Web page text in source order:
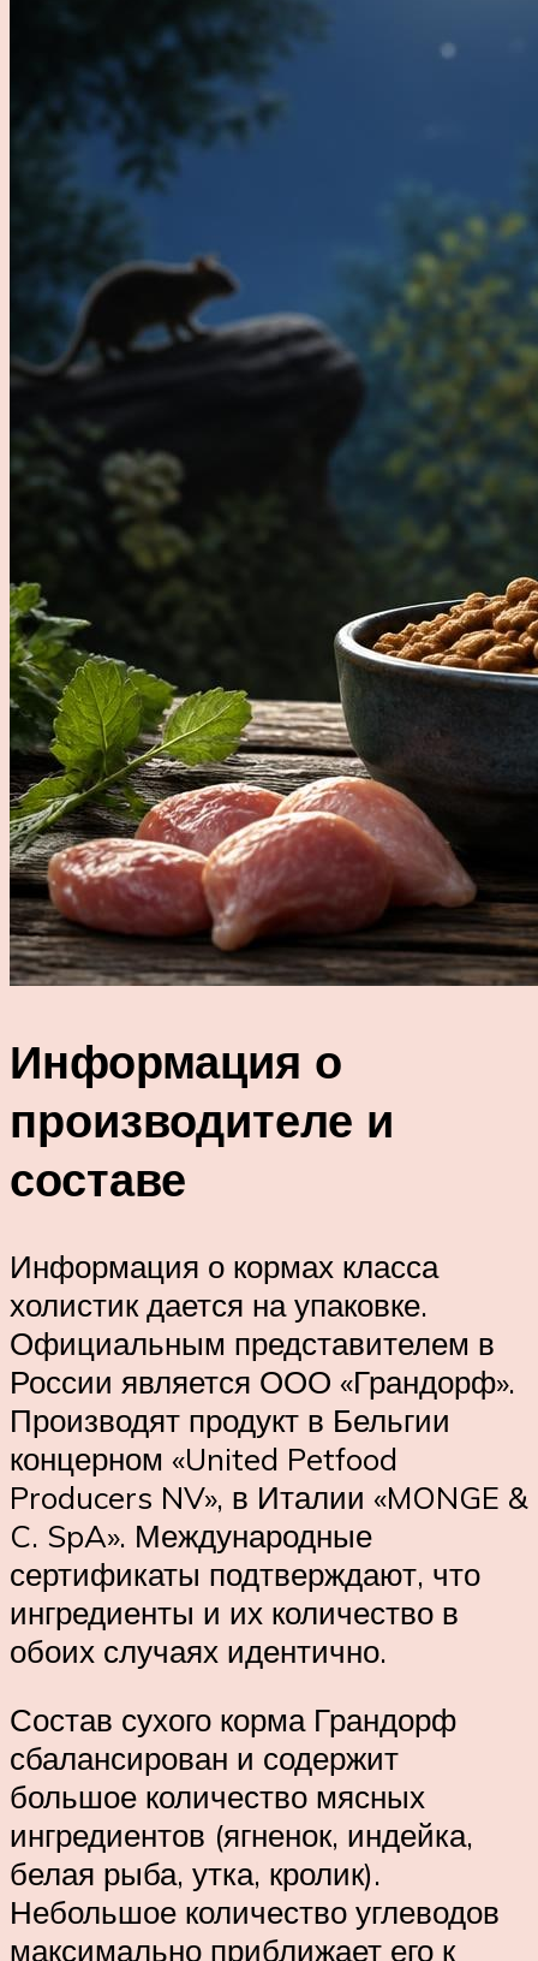
Информация о
производителе и
составе
Информация о кормах класса
холистик дается на упаковке.
Официальным представителем в
России является ООО «Грандорф».
Производят продукт в Бельгии
концерном «United Petfood
Producers NV», в Италии «MONGE &
C. SpA». Международные
сертификаты подтверждают, что
ингредиенты и их количество в
обоих случаях идентично.
Состав сухого корма Грандорф
сбалансирован и содержит
большое количество мясных
ингредиентов (ягненок, индейка,
белая рыба, утка, кролик).
Небольшое количество углеводов
максимально приближает его к